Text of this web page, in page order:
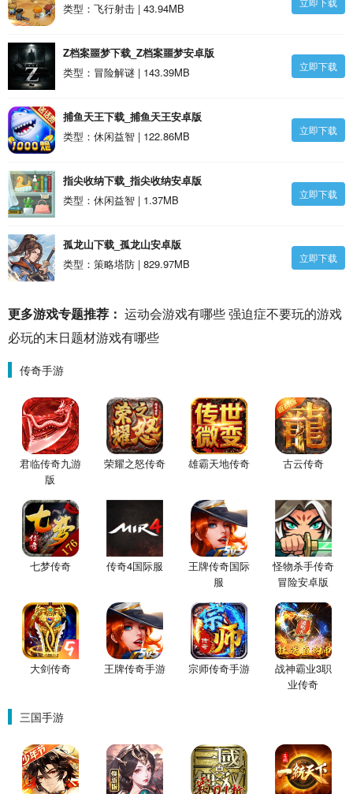
类型：飞行射击 | 43.94MB
Z档案噩梦下载_Z档案噩梦安卓版
类型：冒险解谜 | 143.39MB
立即下载
捕鱼天王下载_捕鱼天王安卓版
类型：休闲益智 | 122.86MB
立即下载
指尖收纳下载_指尖收纳安卓版
类型：休闲益智 | 1.37MB
立即下载
孤龙山下载_孤龙山安卓版
类型：策略塔防 | 829.97MB
立即下载
更多游戏专题推荐： 运动会游戏有哪些强迫症不要玩的游戏
必玩的末日题材游戏有哪些
传奇手游
君临传奇九游
版
荣耀之怒传奇 雄霸天地传奇 古云传奇
七梦传奇 传奇4国际服
王牌传奇国际
服
怪物杀手传奇
冒险安卓版
大剑传奇 王牌传奇手游 宗师传奇手游
战神霸业3职
业传奇
三国手游